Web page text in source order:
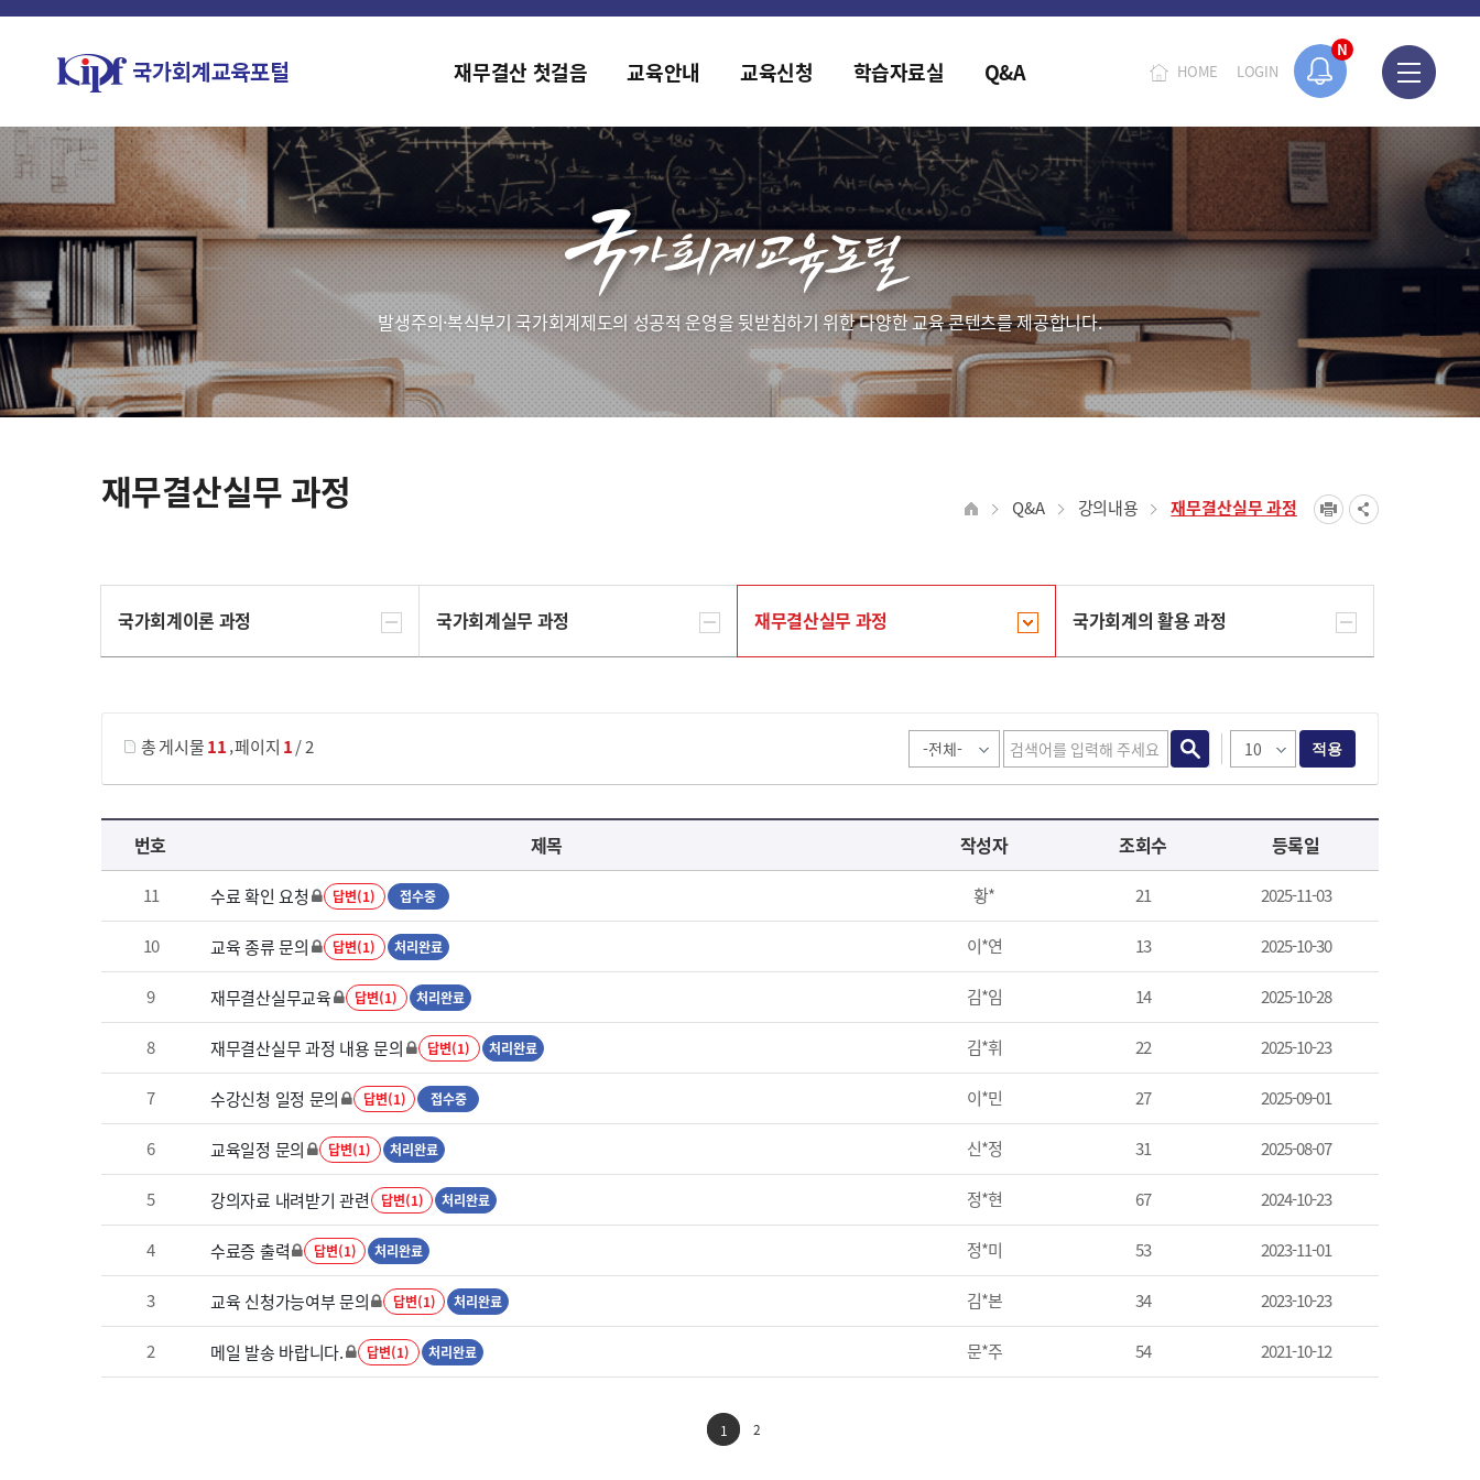
N
홈페이지가 새롭게 개편되었습니다.
HOME LOGIN
재무결산 첫걸음 교육안내 교육신청 학습자료실 Q&A
발생주의·복식부기 국가회계제도의 성공적 운영을 뒷받침하기 위한 다양한 교육 콘텐츠를 제공합니다.
재무결산실무 과정 Q&A 강의내용 재무결산실무 과정
국가회계이론 과정 국가회계실무 과정 재무결산실무 과정 국가회계의 활용 과정
총 게시물11,페이지 1/ 2 적용
재무결산실무 과정 목록 으로 번호, 제목, 작성자, 조회수, 등록 일로 나열 되고 있습니다.
번호 제목 작성자 조회수 등록일
11 수료 확인 요청 답변(1) 접수중 황* 21 2025-11-03
10 교육 종류 문의 답변(1) 처리완료 이*연 13 2025-10-30
9 재무결산실무교육 답변(1) 처리완료 김*임 14 2025-10-28
8 재무결산실무 과정 내용 문의 답변(1) 처리완료 김*휘 22 2025-10-23
7 수강신청 일정 문의 답변(1) 접수중 이*민 27 2025-09-01
6 교육일정 문의 답변(1) 처리완료 신*정 31 2025-08-07
5 강의자료 내려받기 관련 답변(1) 처리완료 정*현 67 2024-10-23
4 수료증 출력 답변(1) 처리완료 정*미 53 2023-11-01
3 교육 신청가능여부 문의 답변(1) 처리완료 김*본 34 2023-10-23
2 메일 발송 바랍니다. 답변(1) 처리완료 문*주 54 2021-10-12
1 2